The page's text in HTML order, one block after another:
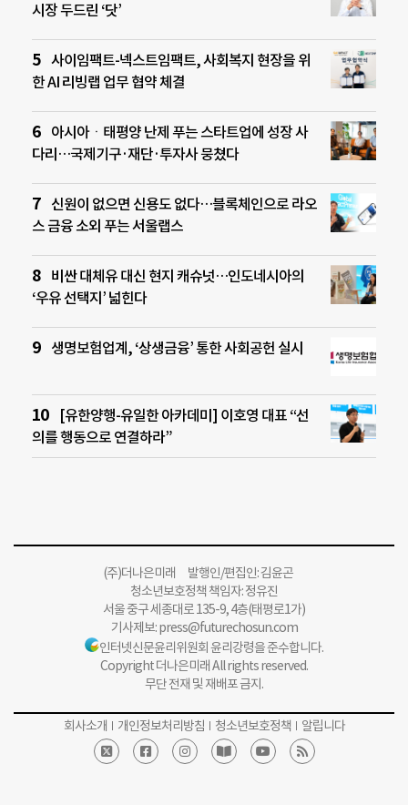
시장 두드린 ‘닷’
사이임팩트-넥스트임팩트, 사회복지 현장을 위
한 AI 리빙랩 업무 협약 체결
아시아ㆍ태평양 난제 푸는 스타트업에 성장 사
다리…국제기구·재단·투자사 뭉쳤다
신원이 없으면 신용도 없다…블록체인으로 라오
스 금융 소외 푸는 서울랩스
비싼 대체유 대신 현지 캐슈넛…인도네시아의
‘우유 선택지’ 넓힌다
생명보험업계, ‘상생금융’ 통한 사회공헌 실시
[유한양행-유일한 아카데미] 이호영 대표 “선
의를 행동으로 연결하라”
(주)더나은미래 발행인/편집인: 김윤곤
청소년보호정책 책임자: 정유진
서울 중구 세종대로 135-9, 4층(태평로1가)
기사제보:press@futurechosun.com
인터넷신문윤리위원회 윤리강령을 준수합니다.
Copyright 더나은미래 All rights reserved.
무단 전재 및 재배포 금지.
회사소개 개인정보처리방침 청소년보호정책 알립니다